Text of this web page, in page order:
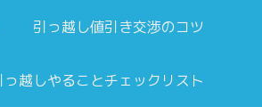
引っ越し値引き交渉のコツ
っ越しやることチェックリスト